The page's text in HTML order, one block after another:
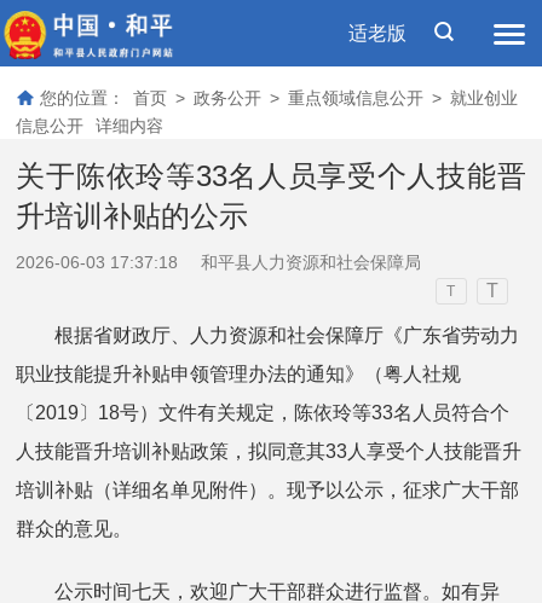
适老版
您的位置： 首页 > 政务公开 > 重点领域信息公开 > 就业创业
信息公开
详细内容
关于陈依玲等33名人员享受个人技能晋
升培训补贴的公示
2026-06-03 17:37:18 和平县人力资源和社会保障局
T T
根据省财政厅、人力资源和社会保障厅《广东省劳动力
职业技能提升补贴申领管理办法的通知》（粤人社规
〔2019〕18号）文件有关规定，陈依玲等33名人员符合个
人技能晋升培训补贴政策，拟同意其33人享受个人技能晋升
培训补贴（详细名单见附件）。现予以公示，征求广大干部
群众的意见。
公示时间七天，欢迎广大干部群众进行监督。如有异